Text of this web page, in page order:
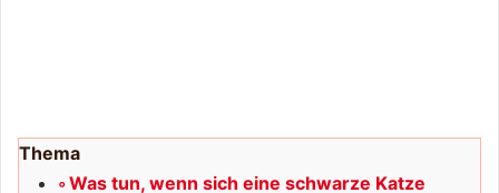
Thema
Was tun, wenn sich eine schwarze Katze